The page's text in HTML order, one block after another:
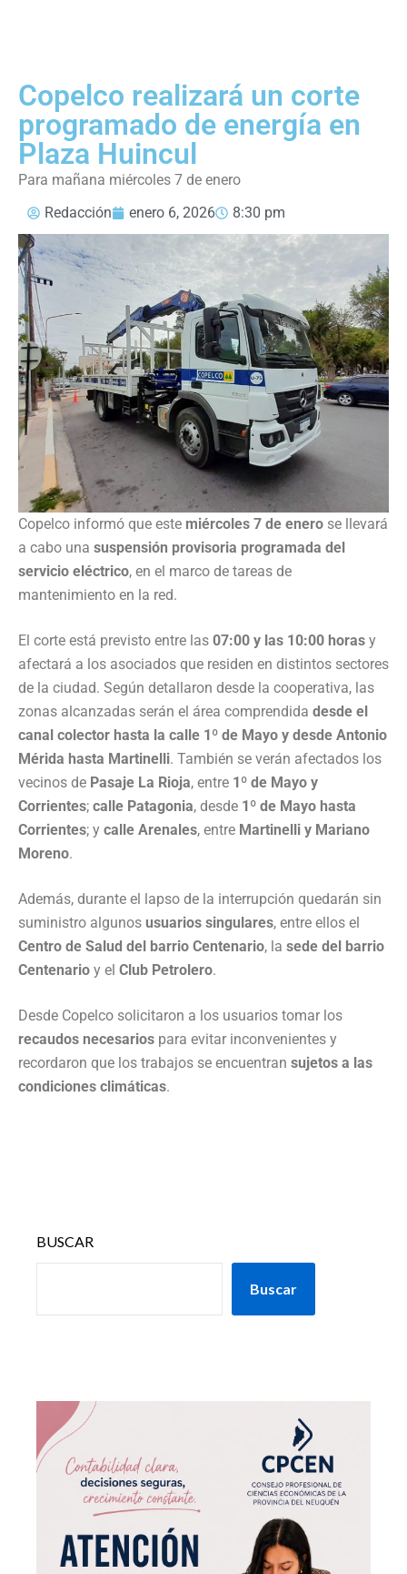
Copelco realizará un corte
programado de energía en
Plaza Huincul
Para mañana miércoles 7 de enero
Redacción
enero 6, 2026 8:30 pm
Copelco informó que este miércoles 7 de enero se llevará
a cabo una suspensión provisoria programada del
servicio eléctrico, en el marco de tareas de
mantenimiento en la red.
El corte está previsto entre las 07:00 y las 10:00 horas y
afectará a los asociados que residen en distintos sectores
de la ciudad. Según detallaron desde la cooperativa, las
zonas alcanzadas serán el área comprendida desde el
canal colector hasta la calle 1º de Mayo y desde Antonio
Mérida hasta Martinelli. También se verán afectados los
vecinos de Pasaje La Rioja, entre 1º de Mayo y
Corrientes; calle Patagonia, desde 1º de Mayo hasta
Corrientes; y calle Arenales, entre Martinelli y Mariano
Moreno.
Además, durante el lapso de la interrupción quedarán sin
suministro algunos usuarios singulares, entre ellos el
Centro de Salud del barrio Centenario, la sede del barrio
Centenario y el Club Petrolero.
Desde Copelco solicitaron a los usuarios tomar los
recaudos necesarios para evitar inconvenientes y
recordaron que los trabajos se encuentran sujetos a las
condiciones climáticas.
BUSCAR
Buscar